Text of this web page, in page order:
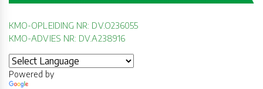
KMO-OPLEIDING NR: DV.O236055
KMO-ADVIES NR: DV.A238916
Powered by